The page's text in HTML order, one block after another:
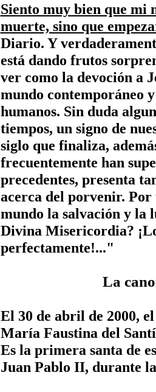
Siento muy bien que mi
muerte, sino que
Diario. Y
está dando frutos
ver como la devoción a
mundo contemporáneo
humanos. Sin duda
tiempos, un signo de
siglo que finaliza,
frecuentemente han
precedentes, presenta
acerca del porvenir. Por
mundo la salvación y la
Divina Misericordia?
perfectamente!..."
La
El 30 de abril de 2000,
María Faustina del
Es la primera santa de
Juan Pablo II, durante